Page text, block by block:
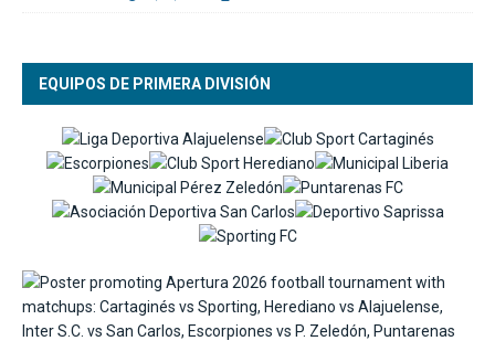
EQUIPOS DE PRIMERA DIVISIÓN